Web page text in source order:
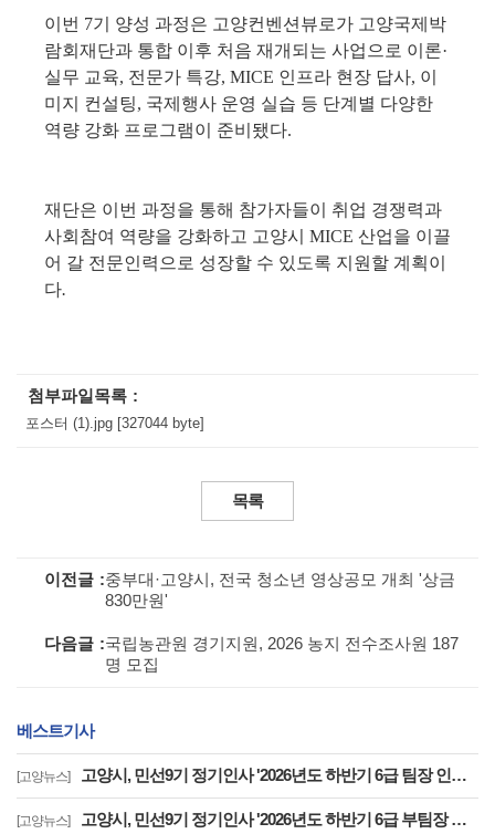
이번 7기 양성 과정은 고양컨벤션뷰로가 고양국제박
람회재단과 통합 이후 처음 재개되는 사업으로 이론·
실무 교육, 전문가 특강, MICE 인프라 현장 답사, 이
미지 컨설팅, 국제행사 운영 실습 등 단계별 다양한
역량 강화 프로그램이 준비됐다.
재단은 이번 과정을 통해 참가자들이 취업 경쟁력과
사회참여 역량을 강화하고 고양시 MICE 산업을 이끌
어 갈 전문인력으로 성장할 수 있도록 지원할 계획이
다.
첨부파일목록
포스터 (1).jpg [327044 byte]
목록
이전글
중부대·고양시, 전국 청소년 영상공모 개최 '상금
830만원'
다음글
국립농관원 경기지원, 2026 농지 전수조사원 187
명 모집
베스트기사
[고양뉴스] 고양시, 민선9기 정기인사 '2026년도 하반기 6급 팀장 인사발령 사항'
[고양뉴스] 고양시, 민선9기 정기인사 '2026년도 하반기 6급 부팀장 이하 인사발령 사항'